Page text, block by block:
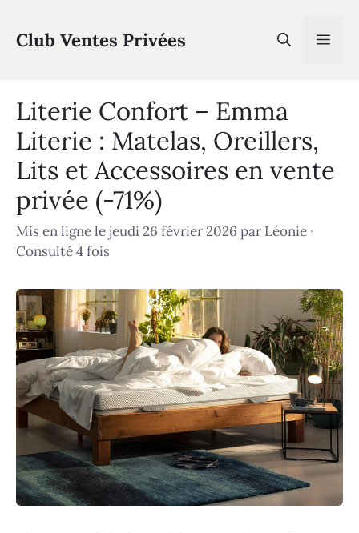
contenu
Club Ventes Privées
Literie Confort – Emma
Literie : Matelas, Oreillers,
Lits et Accessoires en vente
privée (-71%)
Mis en ligne le jeudi 26 février 2026 parLéonie ·
Consulté 4 fois